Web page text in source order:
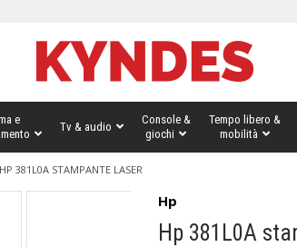
e
Tv & audio
Console &
giochi
Tempo libero &
mobilità
HP 381L0A STAMPANTE LASER
Hp
Hp 381L0A